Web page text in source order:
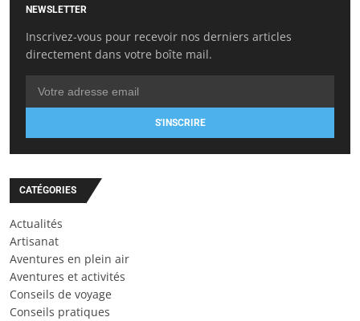
NEWSLETTER
Inscrivez-vous pour recevoir nos derniers articles
directement dans votre boîte mail.
S'INSCRIRE
CATÉGORIES
Actualités
Artisanat
Aventures en plein air
Aventures et activités
Conseils de voyage
Conseils pratiques